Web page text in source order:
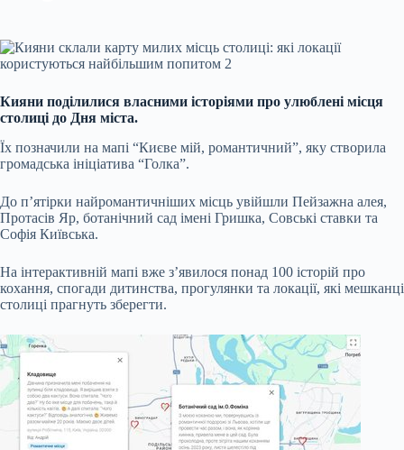
Кияни поділилися власними історіями про улюблені місця
столиці до Дня міста.
Їх позначили на мапі “Києве мій, романтичний”, яку створила
громадська ініціатива “Голка”.
До п’ятірки найромантичніших місць увійшли Пейзажна алея,
Протасів Яр, ботанічний сад імені Гришка, Совські ставки та
Софія Київська.
На інтерактивній мапі вже з’явилося понад 100 історій про
кохання, спогади дитинства, прогулянки та локації, які мешканці
столиці прагнуть зберегти.